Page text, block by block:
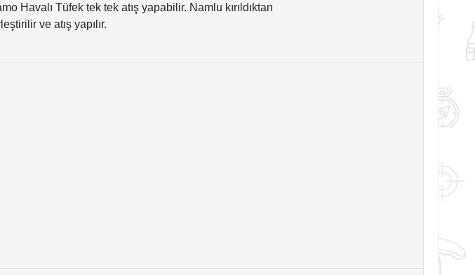
Havalı Tüfek tek tek atış yapabilir. Namlu kırıldıktan
ve atış yapılır.